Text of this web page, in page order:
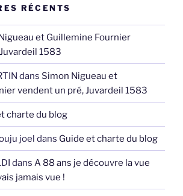
RÉCENTS
et Guillemine Fournier
1583
dans Simon Nigueau et
vendent un pré, Juvardeil 1583
charte du blog
joel dans Guide et charte du blog
dans A 88 ans je découvre la vue
jamais vue !